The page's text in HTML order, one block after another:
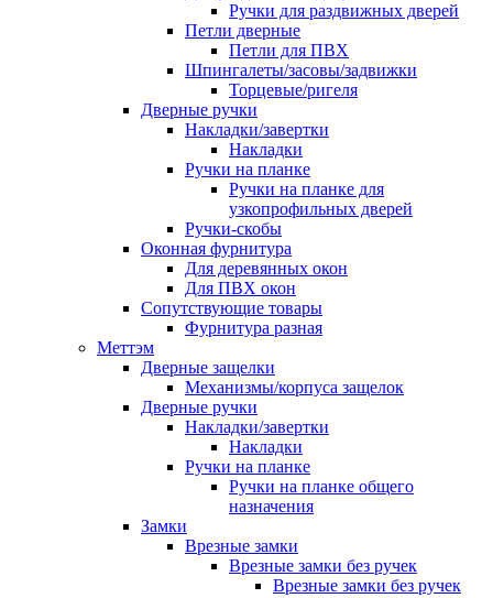
Ручки для раздвижных дверей
Петли дверные
Петли для ПВХ
Шпингалеты/засовы/задвижки
Торцевые/ригеля
Дверные ручки
Накладки/завертки
Накладки
Ручки на планке
Ручки на планке для
узкопрофильных дверей
Ручки-скобы
Оконная фурнитура
Для деревянных окон
Для ПВХ окон
Сопутствующие товары
Фурнитура разная
Меттэм
Дверные защелки
Механизмы/корпуса защелок
Дверные ручки
Накладки/завертки
Накладки
Ручки на планке
Ручки на планке общего
назначения
Замки
Врезные замки
Врезные замки без ручек
Врезные замки без ручек